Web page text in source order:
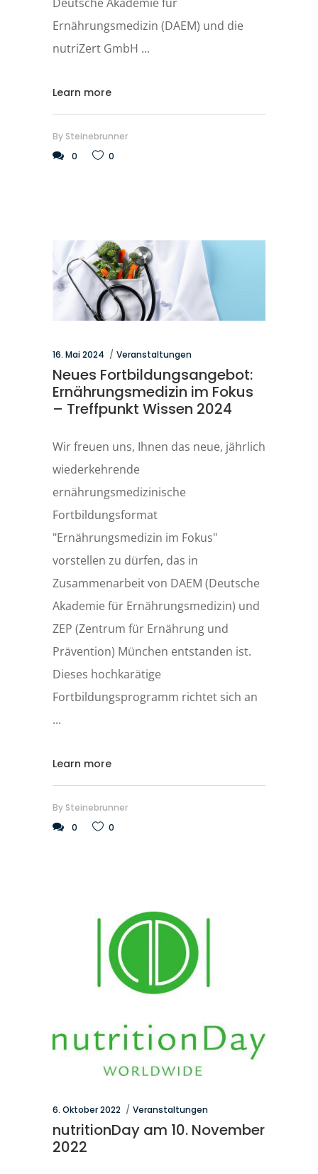
Ernährungsmedizin (DAEM) und die
nutriZert GmbH
Learn more
By Steinebrunner
0
0
16. Mai 2024 Veranstaltungen
Neues Fortbildungsangebot:
Ernährungsmedizin im Fokus
– Treffpunkt Wissen 2024
Wir freuen uns, Ihnen das neue, jährlich
wiederkehrende
ernährungsmedizinische
Fortbildungsformat
"Ernährungsmedizin im Fokus"
vorstellen zu dürfen, das in
Zusammenarbeit von DAEM (Deutsche
Akademie für Ernährungsmedizin) und
ZEP (Zentrum für Ernährung und
Prävention) München entstanden ist.
Dieses hochkarätige
Fortbildungsprogramm richtet sich an
Learn more
By Steinebrunner
0
0
6. Oktober 2022 Veranstaltungen
nutritionDay am 10. November
2022